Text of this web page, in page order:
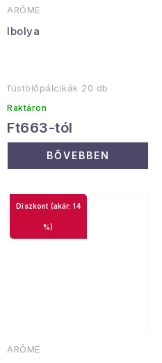
ARÔME
Ibolya
füstölőpálcikák 20 db
Raktáron
Ft663-tól
BŐVEBBEN
ARÔME
(akár: 14
%)